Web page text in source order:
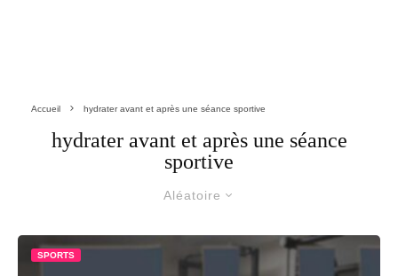
Accueil hydrater avant et après une séance sportive
hydrater avant et après une séance
sportive
Aléatoire
SPORTS